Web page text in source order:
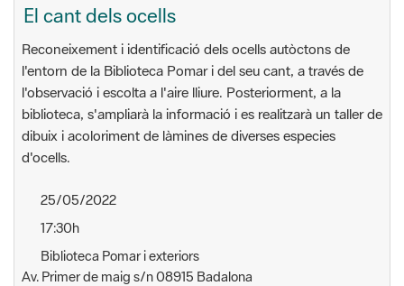
El cant dels ocells
Reconeixement i identificació dels ocells autòctons de
l'entorn de la Biblioteca Pomar i del seu cant, a través de
l'observació i escolta a l'aire lliure. Posteriorment, a la
biblioteca, s'ampliarà la informació i es realitzarà un taller de
dibuix i acoloriment de làmines de diverses especies
d'ocells.
25/05/2022
17:30h
Biblioteca Pomar i exteriors
Av. Primer de maig s/n 08915 Badalona